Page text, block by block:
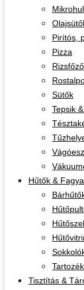
Pirítós,
Pizza
Sütők
Tepsik
Hűtők &
Tisztítás &